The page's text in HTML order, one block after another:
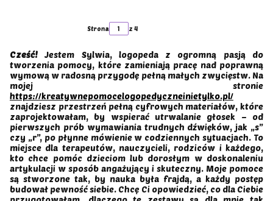
Strona z 4
Cześć! Jestem Sylwia, logopeda z ogromną pasją do
tworzenia pomocy, które zamieniają pracę nad poprawną
wymową w radosną przygodę pełną małych zwycięstw. Na
mojej stronie
https://kreatywnepomocelogopedyczneinietylko.pl/
znajdziesz przestrzeń pełną cyfrowych materiałów, które
zaprojektowałam, by wspierać utrwalanie głosek – od
pierwszych prób wymawiania trudnych dźwięków, jak „s”
czy „r”, po płynne mówienie w codziennych sytuacjach. To
miejsce dla terapeutów, nauczycieli, rodziców i każdego,
kto chce pomóc dzieciom lub dorosłym w doskonaleniu
artykulacji w sposób angażujący i skuteczny. Moje pomoce
są stworzone tak, by nauka była frajdą, a każdy postęp
budował pewność siebie. Chcę Ci opowiedzieć, co dla Ciebie